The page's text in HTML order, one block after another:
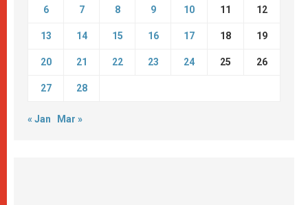
6 7 8 9 10 11 12
13 14 15 16 17 18 19
20 21 22 23 24 25 26
27 28
« Jan Mar »